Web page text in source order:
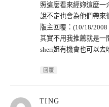
照這麼看來經妳這麼一
說不定也會為他們帶來
版主回覆：(10/18/
其實不用我推薦就是一
sheri姐有機會也可以去
回覆
TING